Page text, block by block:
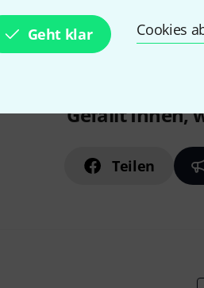
Geht klar Cookies
Gefällt Ihnen,
Teilen